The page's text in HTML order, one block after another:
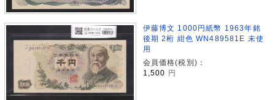
伊藤博文 1000円紙幣 1963年銘
後期 2桁 紺色 WN489581E 未使
用
会員価格(税別)：
1,500
円